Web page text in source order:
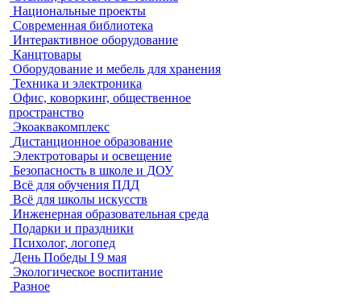
Национальные проекты
Современная библиотека
Интерактивное оборудование
Канцтовары
Оборудование и мебель для хранения
Техника и электроника
Офис, коворкинг, общественное
пространство
Экоаквакомплекс
Дистанционное образование
Электротовары и освещение
Безопасность в школе и ДОУ
Всё для обучения ПДД
Всё для школы искусств
Инженерная образовательная среда
Подарки и праздники
Психолог, логопед
День Победы I 9 мая
Экологическое воспитание
Разное